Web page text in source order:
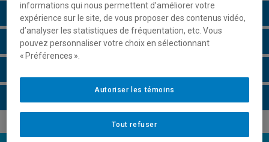
Description du cours
Horaire - Été 2026
informations qui nous permettent d’améliorer votre
expérience sur le site, de vous proposer des contenus vidéo,
d’analyser les statistiques de fréquentation, etc. Vous
pouvez personnaliser votre choix en sélectionnant
« Préférences ».
Tout refuser
Autoriser les témoins